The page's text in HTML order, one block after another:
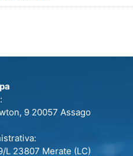
9 20057 Assago
L 23807 Merate (LC)